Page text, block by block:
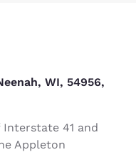
WI, 54956,
Interstate 41 and
Appleton